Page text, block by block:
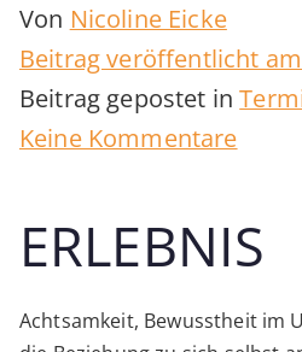
Von Nicoline Eicke
Beitrag veröffentlicht am
Beitrag gepostet in
Keine Kommentarezu
>
+
ERLEBNIS
Achtsamkeit, Bewusstheit im